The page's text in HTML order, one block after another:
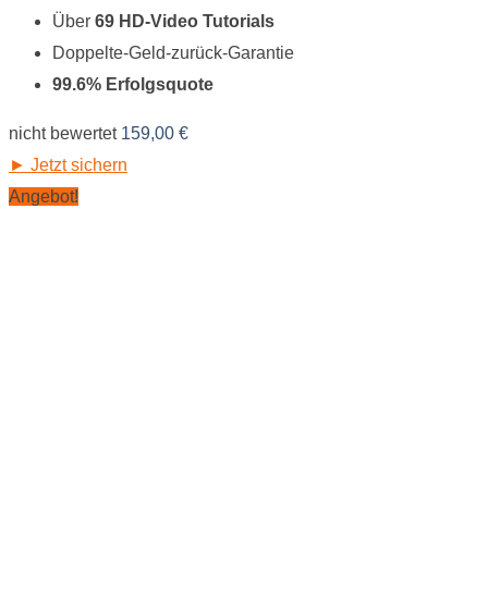
Über 69 HD-Video Tutorials
Doppelte-Geld-zurück-Garantie
99.6% Erfolgsquote
nicht bewertet 159,00 €
► Jetzt sichern
Angebot!